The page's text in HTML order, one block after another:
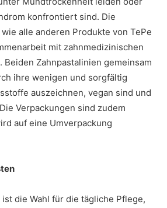
konfrontiert sind. Die
alle anderen Produkte von TePe
mit zahnmedizinischen
Zahnpastalinien gemeinsam
ihre wenigen und sorgfältig
auszeichnen, vegan sind und
Verpackungen sind zudem
auf eine Umverpackung
die Wahl für die tägliche Pflege,